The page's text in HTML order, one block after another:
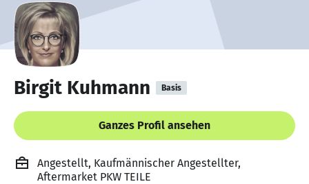
Birgit Kuhmann Basis
Ganzes Profil ansehen
Angestellt, Kaufmännischer Angestellter,
Aftermarket PKW TEILE